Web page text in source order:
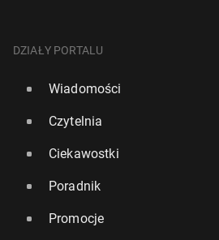
DZIAŁY PORTALU
Wiadomości
Czytelnia
Ciekawostki
Poradnik
Promocje